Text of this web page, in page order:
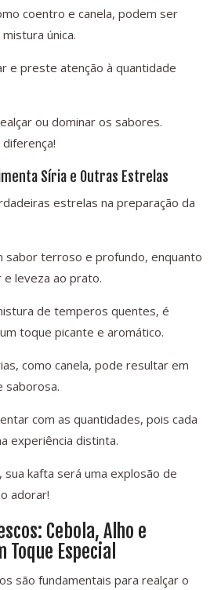
coentro e canela, podem ser
única.
e preste atenção à quantidade
ou dominar os sabores.
Síria e Outras Estrelas
estrelas na preparação da
sabor terroso e profundo, enquanto
leveza ao prato.
de temperos quentes, é
toque picante e aromático.
como canela, pode resultar em
saborosa.
com as quantidades, pois cada
experiência distinta.
kafta será uma explosão de
adorar!
Cebola, Alho e
Especial
são fundamentais para realçar o